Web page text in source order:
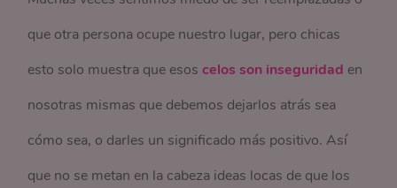
que otra persona ocupe nuestro lugar, pero chicas
esto solo muestra que esoscelos son inseguridad en
nosotras mismas que debemos dejarlos atrás sea
cómo sea, o darles un significado más positivo. Así
que no se metan en la cabeza ideas locas de que los